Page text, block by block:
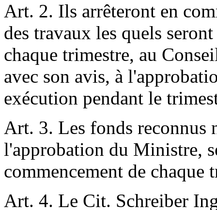
Art. 2. Ils arrêteront en
des travaux les quels
chaque trimestre, au
avec son avis, à
exécution pendant le
Art. 3. Les fonds reconnus
l'approbation du Ministre,
commencement de chaque
Art. 4. Le Cit. Schreiber